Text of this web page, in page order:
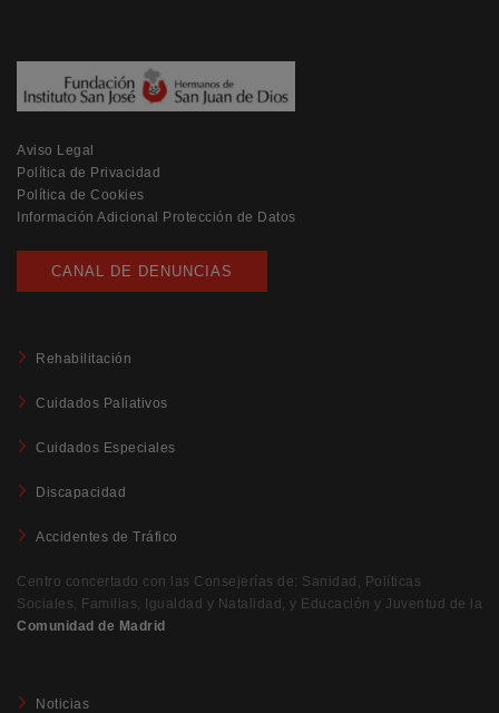
Aviso Legal
Política de Privacidad
Política de Cookies
Información Adicional Protección de Datos
CANAL DE DENUNCIAS
Rehabilitación
Cuidados Paliativos
Cuidados Especiales
Discapacidad
Accidentes de Tráfico
Centro concertado con las Consejerías de: Sanidad, Políticas
Sociales, Familias, Igualdad y Natalidad, y Educación y Juventud de la
Comunidad de Madrid
Noticias